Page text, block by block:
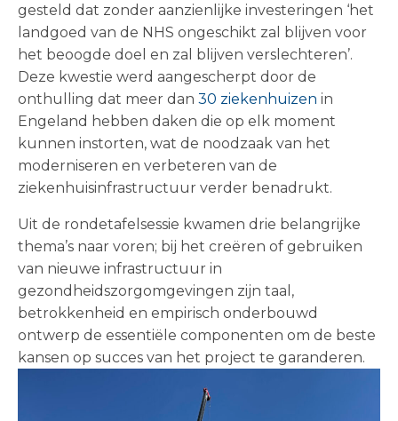
gesteld dat zonder aanzienlijke investeringen ‘het
landgoed van de NHS ongeschikt zal blijven voor
het beoogde doel en zal blijven verslechteren’.
Deze kwestie werd aangescherpt door de
onthulling dat meer dan 30 ziekenhuizen in
Engeland hebben daken die op elk moment
kunnen instorten, wat de noodzaak van het
moderniseren en verbeteren van de
ziekenhuisinfrastructuur verder benadrukt.
Uit de rondetafelsessie kwamen drie belangrijke
thema’s naar voren; bij het creëren of gebruiken
van nieuwe infrastructuur in
gezondheidszorgomgevingen zijn taal,
betrokkenheid en empirisch onderbouwd
ontwerp de essentiële componenten om de beste
kansen op succes van het project te garanderen.